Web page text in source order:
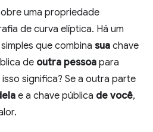
uma propriedade
de curva elíptica. Há um
que combina sua chave
de outra pessoa para
significa? Se a outra parte
e a chave pública de você,